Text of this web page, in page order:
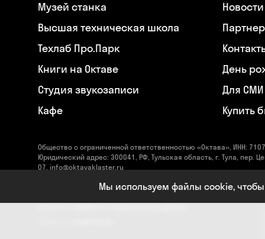
Музей станка
Высшая техническая школа
Техлаб Про.Парк
Книги на Октаве
Студия звукозаписи
Кафе
Новости
День
Для СМИ
Купить
Общество с ограниченной ответственностью «Октава», ИНН:
Юридический адрес: 300041, РФ, Тульская область, г. Тула, пер.
07, info@oktavaklaster.ru
ЧУК «Музей станка», ИНН: 7107124241, ОГРН: 1177154030162,
область, г. Тула, пер. Центральный, д. 18, +7 (991) 414-00-98,
Мы используем файлы cookie,